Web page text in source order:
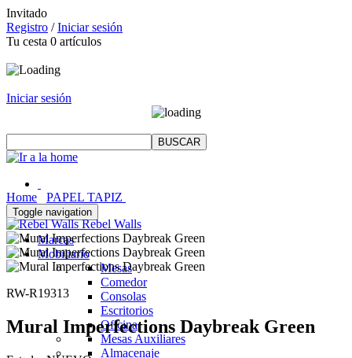
Invitado
Registro /Iniciar sesión
Tu cesta 0 artículos
Iniciar sesión
Toggle navigation
Marcas
Mobiliario
Mesas
Comedor
Consolas
Escritorios
Oficina
Mesas Auxiliares
Almacenaje
Home
PAPEL TAPIZ
Rebel Walls
RW-R19313
Mural Imperfections Daybreak Green